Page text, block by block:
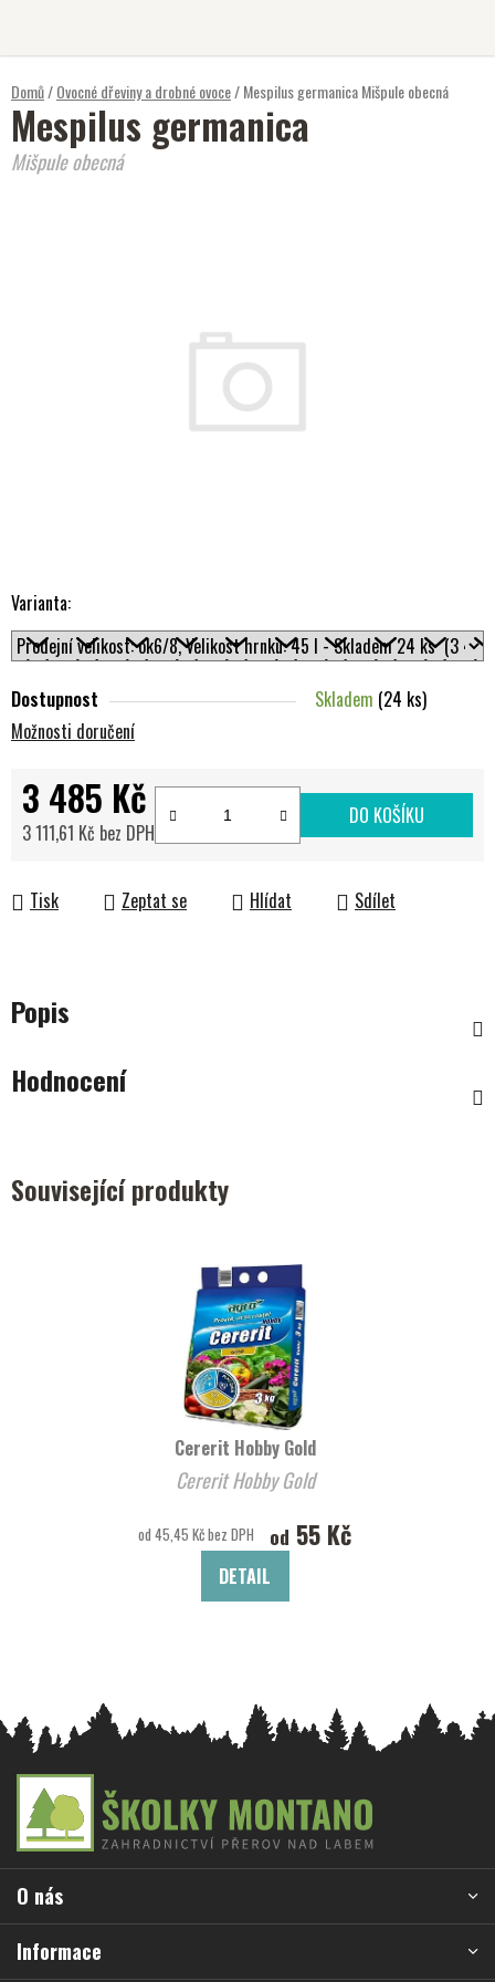
Domů/Ovocné dřeviny a drobné ovoce/Mespilus germanicaMišpule obecná
Varianta:
Dostupnost Skladem (24 ks)
Možnosti doručení
3 485 Kč
3 111,61 Kč bez DPH
DO KOŠÍKU
Tisk Zeptat se Hlídat Sdílet
Mespilus germanica
Mišpule obecná
Popis
Hodnocení
Související produkty
Cererit Hobby Gold
Cererit Hobby Gold
od 45,45 Kč bez DPH od 55 Kč
DETAIL
a
í
O nás
Informace